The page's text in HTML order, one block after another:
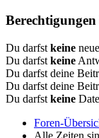
Du darfst keine
Du darfst keine
Du darfst deine
Du darfst deine
Du darfst keine
Foren-
Alle Zeiten